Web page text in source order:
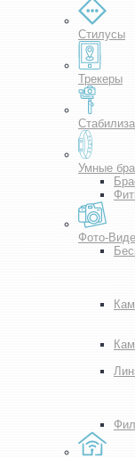
Стилусы
Трекеры
Умные
Фото-